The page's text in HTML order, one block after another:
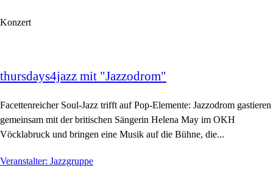
Konzert
thursdays4jazz mit "Jazzodrom"
Facettenreicher Soul-Jazz trifft auf Pop-Elemente: Jazzodrom gastieren
gemeinsam mit der britischen Sängerin Helena May im OKH
Vöcklabruck und bringen eine Musik auf die Bühne, die...
Veranstalter: Jazzgruppe